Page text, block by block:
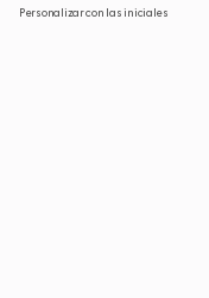
Personalizar con las iniciales